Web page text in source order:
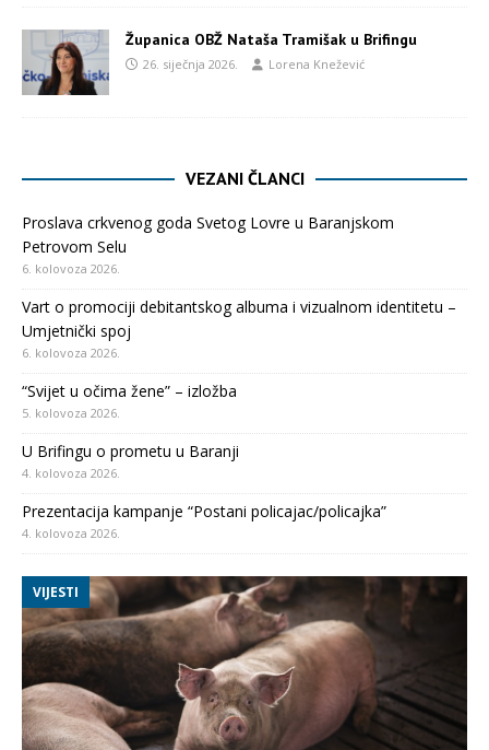
Županica OBŽ Nataša Tramišak u Brifingu
26. siječnja 2026. Lorena Knežević
VEZANI ČLANCI
Proslava crkvenog goda Svetog Lovre u Baranjskom
Petrovom Selu
6. kolovoza 2026.
Vart o promociji debitantskog albuma i vizualnom identitetu –
Umjetnički spoj
6. kolovoza 2026.
“Svijet u očima žene” – izložba
5. kolovoza 2026.
U Brifingu o prometu u Baranji
4. kolovoza 2026.
Prezentacija kampanje “Postani policajac/policajka”
4. kolovoza 2026.
VIJESTI